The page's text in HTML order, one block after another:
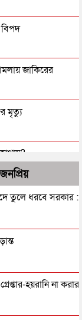
বিপদ
জাকিরের
মৃত্যু
ফরহাদ- বাদশা
৩ শতাধিক
উচ্চপর্যায়ে যা হল
জনপ্রিয়
তুলে ধরবে সরকার :
হয়রানি না করার